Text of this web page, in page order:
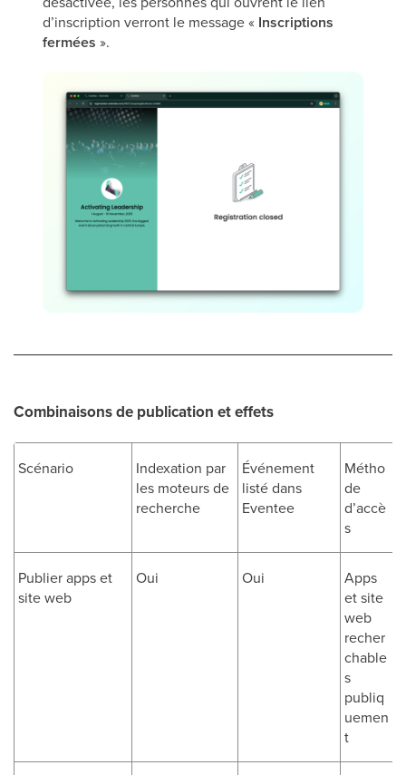
d’inscription verront le message « Inscriptions
fermées ».
Combinaisons de publication et effets
Scénario
Indexation par
les moteurs de
recherche
Événement
listé dans
Eventee
Métho
de
d’accè
s
Publier apps et
site web
Oui Oui
Apps
et site
web
recher
chable
s
publiq
uemen
t